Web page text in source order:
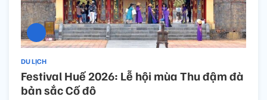
DU LỊCH
Festival Huế 2026: Lễ hội mùa Thu đậm đà
bản sắc Cố đô